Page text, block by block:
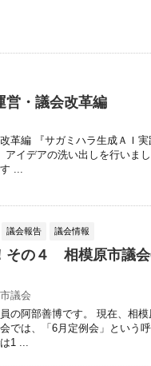
・議会改革編
編 『サガミハラ生成ＡＩ実
イデアの洗い出しを行いまし
...
議会報告 議会情報
その４ 相模原市議
議会
の阿部善博です。 現在、相
では、「6月定例会」という
1 ...